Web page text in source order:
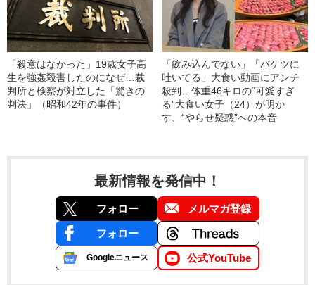
「殺意はなかった」19歳女子高
生を強姦殺害したのになぜ…裁
判所と検察が対立した「驚きの
判決」（昭和42年の事件）
「飲み込んでない」「バケツに
吐いてる」大食い動画にアンチ
殺到…体重46キロの“可愛すぎ
る”大食い女子（24）が明か
す、“やらせ疑惑”への本音
最新情報を発信中！
フォロー メルマガ登録
フォロー
Googleニュース 公式YouTube